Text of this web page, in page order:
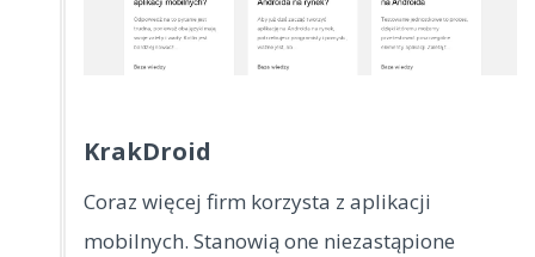
KrakDroid
Coraz więcej firm korzysta z aplikacji
mobilnych. Stanowią one niezastąpione